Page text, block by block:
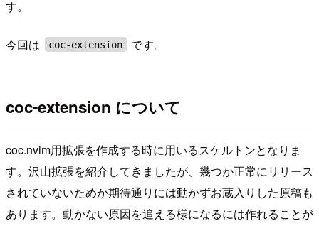
す。
今回は coc-extension です。
coc-extension について
coc.nvim用拡張を作成する時に用いるスケルトンとなりま
す。沢山拡張を紹介してきましたが、幾つか正常にリリース
されていないためか期待通りには動かずお蔵入りした原稿も
あります。動かない原因を追える様になるには作れることが